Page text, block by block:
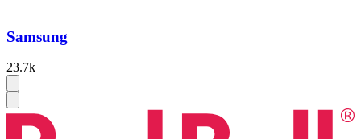
Samsung
23.7k